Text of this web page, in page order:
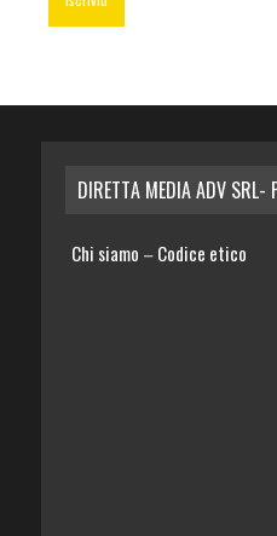
DIRETTA MEDIA ADV
Chi siamo – Codice etico